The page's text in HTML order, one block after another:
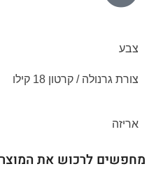
צבע
צורת גרנולה / קרטון 18 קילו
אריזה
מחפשים לרכוש את